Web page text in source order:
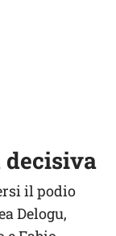
il podio
Delogu,